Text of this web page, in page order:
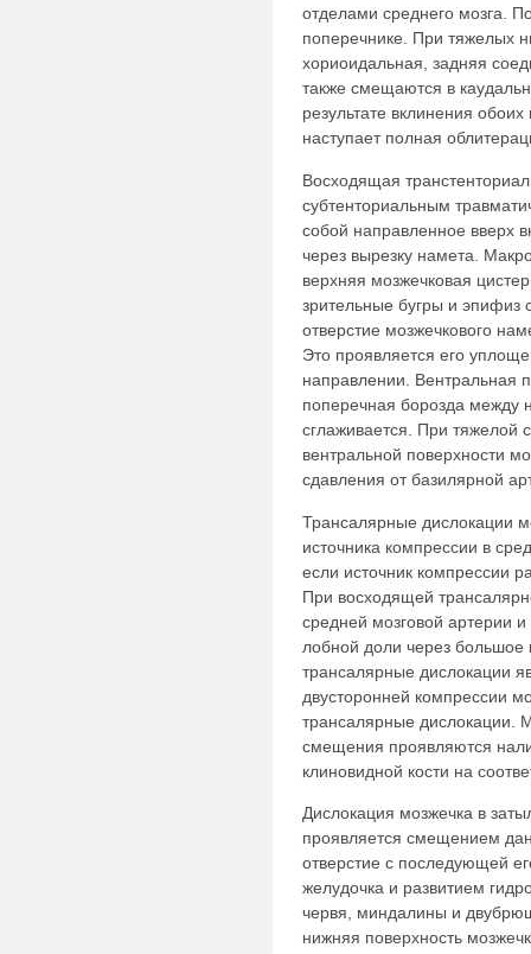
отделами среднего мозга.
поперечнике. При тяжелых
хориоидальная, задняя
также смещаются в
результате вклинения
наступает полная
Восходящая
субтенториальным
собой направленное вверх
через вырезку намета.
верхняя мозжечковая
зрительные бугры и эпифиз
отверстие мозжечкового
Это проявляется его
направлении. Вентральная
поперечная борозда между
сглаживается. При тяжелой
вентральной поверхности
сдавления от базилярной
Трансалярные дислокации
источника компрессии в
если источник компрессии
При восходящей
средней мозговой артерии
лобной доли через большое
трансалярные дислокации
двусторонней компрессии
трансалярные дислокации.
смещения проявляются
клиновидной кости на
Дислокация мозжечка в
проявляется смещением
отверстие с последующей
желудочка и развитием
червя, миндалины и
нижняя поверхность